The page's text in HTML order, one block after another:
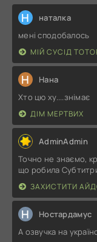
Н наталка
мені сподобалось
МІЙ СУСІД
Н Нана
Хто цю ху....знімає
ДІМ МЕРТВИХ
AdminAdmin
Точно не знаємо,
що робила
ЗАХИСТИТИ
Н Ностардамус
А озвучка на